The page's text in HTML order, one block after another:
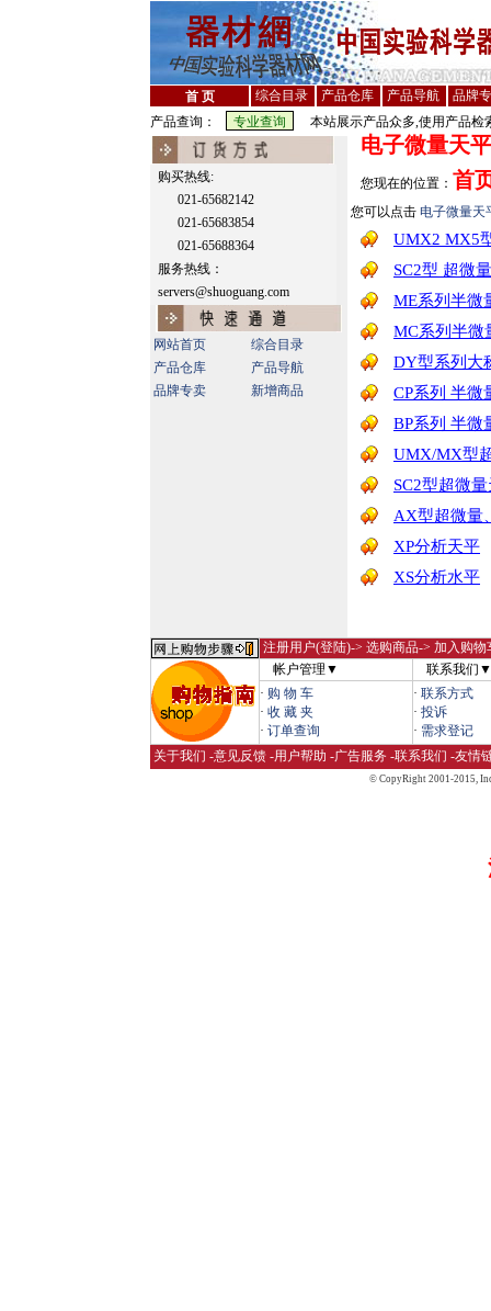
首 页 综合目录 产品仓库 产品导航
品牌
产品查询：
本站展示产品众多,使用产品检
购买热线:
021-65682142
021-65683854
021-65688364
服务热线：
servers@shuoguang.com
网站首页
综合目录
产品仓库
产品导航
品牌专卖
新增商品
电子微量天平
您现在的位置： 首
您可以点击 电子微量天
UMX2 MX5
SC2型 超微
ME系列半微
MC系列半微
DY型系列大
CP系列 半微
BP系列 半微
UMX/MX型
SC2型超微
AX型超微量
XP分析天平
XS分析水平
注册用户(登陆)-> 选购商品-> 加入购
帐户管理▼
联系我们▼
· 购 物 车
· 收 藏 夹
· 订单查询
· 联系方式
· 投诉
· 需求登记
关于我们 -意见反馈 -用户帮助 -广告服务 -联系我们 -友情
© CopyRight 2001-2015,